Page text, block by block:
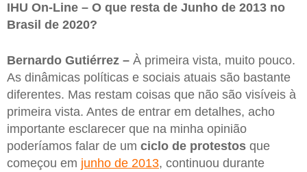
IHU On-Line – O que resta de Junho de 2013 no
Brasil de 2020?
Bernardo Gutiérrez – À primeira vista, muito pouco.
As dinâmicas políticas e sociais atuais são bastante
diferentes. Mas restam coisas que não são visíveis à
primeira vista. Antes de entrar em detalhes, acho
importante esclarecer que na minha opinião
poderíamos falar de um ciclo de protestos que
começou em junho de 2013, continuou durante